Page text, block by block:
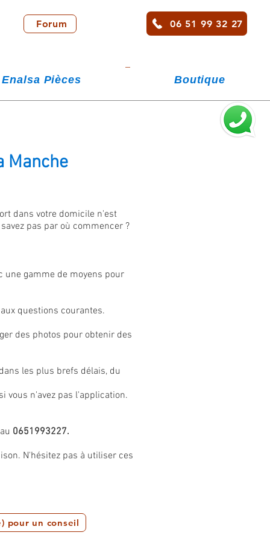
Forum 06 51 99 32 27
Enalsa Pièces Boutique
Manche
dans votre domicile n'est
pas par où commencer ?
une gamme de moyens pour
questions courantes.
des photos pour obtenir des
les plus brefs délais, du
vous n'avez pas l'application.
0651993227.
N'hésitez pas à utiliser ces
pour un conseil